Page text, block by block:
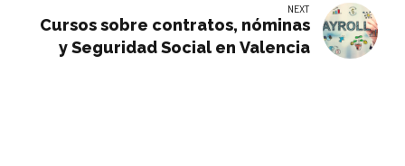
NEXT
Cursos sobre contratos, nóminas
y Seguridad Social en Valencia